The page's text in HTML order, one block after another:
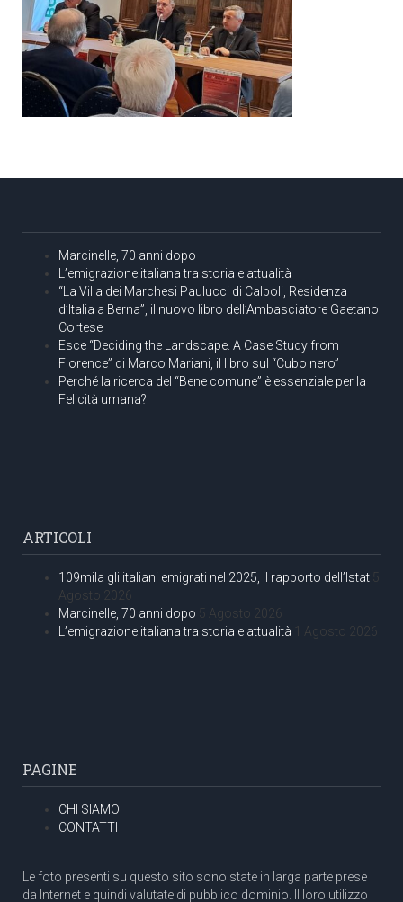
Marcinelle, 70 anni dopo
L’emigrazione italiana tra storia e attualità
“La Villa dei Marchesi Paulucci di Calboli, Residenza
d’Italia a Berna”, il nuovo libro dell’Ambasciatore Gaetano
Cortese
Esce “Deciding the Landscape. A Case Study from
Florence” di Marco Mariani, il libro sul “Cubo nero”
Perché la ricerca del “Bene comune” è essenziale per la
Felicità umana?
ARTICOLI
109mila gli italiani emigrati nel 2025, il rapporto dell’Istat 5
Agosto 2026
Marcinelle, 70 anni dopo 5 Agosto 2026
L’emigrazione italiana tra storia e attualità 1 Agosto 2026
PAGINE
CHI SIAMO
CONTATTI
Le foto presenti su questo sito sono state in larga parte prese
da Internet e quindi valutate di pubblico dominio. Il loro utilizzo